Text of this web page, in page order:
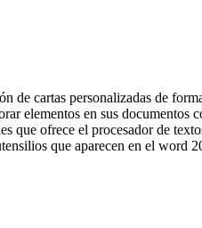
de cartas personalizadas de
elementos en sus documentos
que ofrece el procesador de
que aparecen en el word